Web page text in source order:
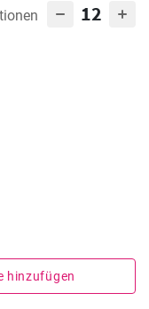
12
hinzufügen